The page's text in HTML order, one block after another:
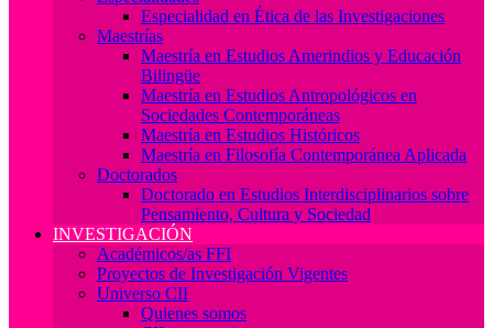
Especialidad en Ética de las Investigaciones
Maestrías
Maestría en Estudios Amerindios y Educación
Bilingüe
Maestría en Estudios Antropológicos en
Sociedades Contemporáneas
Maestría en Estudios Históricos
Maestría en Filosofía Contemporánea Aplicada
Doctorados
Doctorado en Estudios Interdisciplinarios sobre
Pensamiento, Cultura y Sociedad
INVESTIGACIÓN
Académicos/as FFI
Proyectos de Investigación Vigentes
Universo CII
Quienes somos